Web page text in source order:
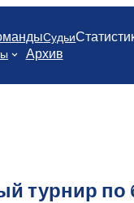
Судьи
Архив
турнир по